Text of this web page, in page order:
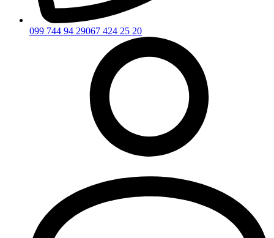
099 744 94 29067 424 25 20